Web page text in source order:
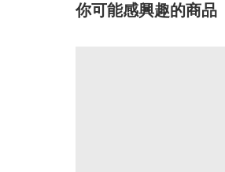
你可能感興趣的商品